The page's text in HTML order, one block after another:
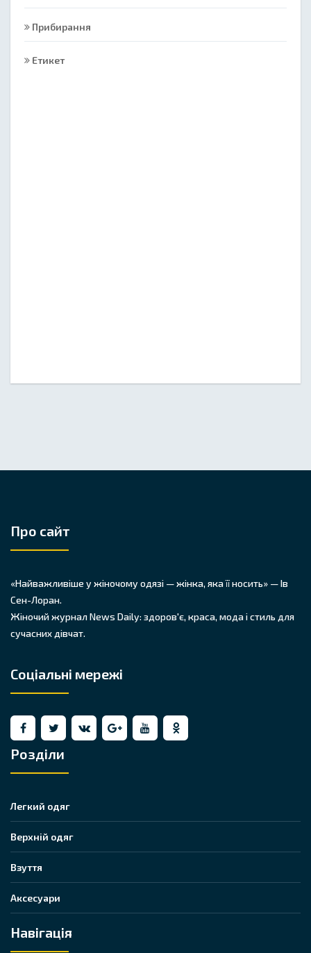
Прибирання
Етикет
Про сайт
«Найважливіше у жіночому одязі — жінка, яка її носить» — Ів
Сен-Лоран.
Жіночий журнал News Daily: здоров'є, краса, мода і стиль для
сучасних дівчат.
Соціальні мережі
Розділи
Легкий одяг
Верхній одяг
Взуття
Аксесуари
Навігація